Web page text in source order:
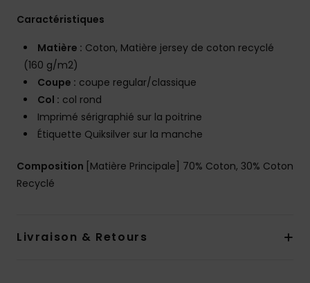
Caractéristiques
Matière : Coton, Matière jersey de coton recyclé
(160 g/m2)
Coupe : coupe regular/classique
Col : col rond
Imprimé sérigraphié sur la poitrine
Étiquette Quiksilver sur la manche
Composition [Matière Principale] 70% Coton, 30% Coton
Recyclé
Livraison & Retours